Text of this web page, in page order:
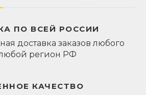
ПО ВСЕЙ РОССИИ
доставка заказов любого
регион РФ
КАЧЕСТВО